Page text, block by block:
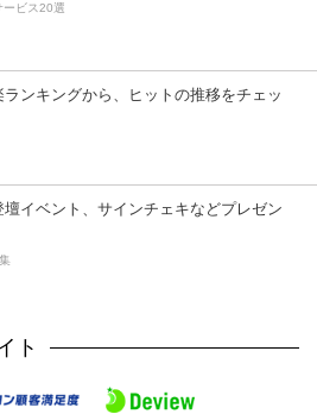
ービス20選
ンキングから、ヒットの推移をチェッ
壇イベント、サインチェキなどプレゼン
ト